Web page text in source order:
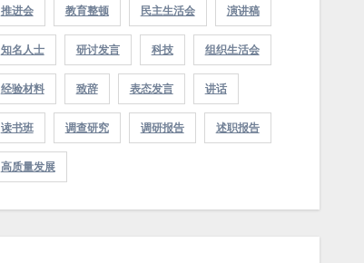
推进会 教育整顿 民主生活会 演讲稿
知名人士 研讨发言 科技 组织生活会
经验材料 致辞 表态发言 讲话
读书班 调查研究 调研报告 述职报告
高质量发展